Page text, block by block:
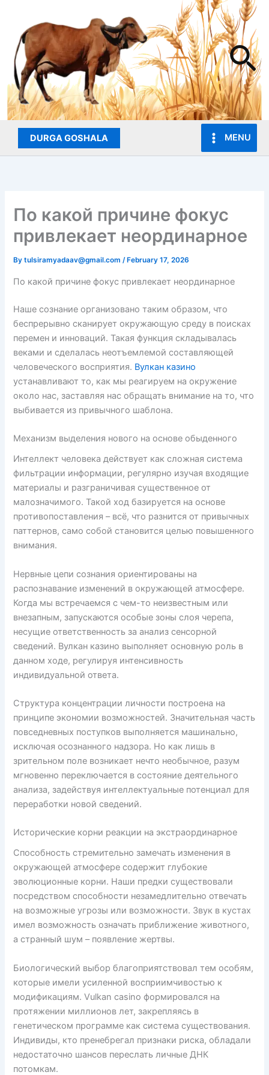
content
DURGA GOSHALA MENU
По какой причине фокус
привлекает неординарное
Bytulsiramyadaav@gmail.com/ February 17, 2026
По какой причине фокус привлекает неординарное
Наше сознание организовано таким образом, что
беспрерывно сканирует окружающую среду в поисках
перемен и инноваций. Такая функция складывалась
веками и сделалась неотъемлемой составляющей
человеческого восприятия. Вулкан казино
устанавливают то, как мы реагируем на окружение
около нас, заставляя нас обращать внимание на то, что
выбивается из привычного шаблона.
Механизм выделения нового на основе обыденного
Интеллект человека действует как сложная система
фильтрации информации, регулярно изучая входящие
материалы и разграничивая существенное от
малозначимого. Такой ход базируется на основе
противопоставления – всё, что разнится от привычных
паттернов, само собой становится целью повышенного
внимания.
Нервные цепи сознания ориентированы на
распознавание изменений в окружающей атмосфере.
Когда мы встречаемся с чем-то неизвестным или
внезапным, запускаются особые зоны слоя черепа,
несущие ответственность за анализ сенсорной
сведений. Вулкан казино выполняет основную роль в
данном ходе, регулируя интенсивность
индивидуальной ответа.
Структура концентрации личности построена на
принципе экономии возможностей. Значительная часть
повседневных поступков выполняется машинально,
исключая осознанного надзора. Но как лишь в
зрительном поле возникает нечто необычное, разум
мгновенно переключается в состояние деятельного
анализа, задействуя интеллектуальные потенциал для
переработки новой сведений.
Исторические корни реакции на экстраординарное
Способность стремительно замечать изменения в
окружающей атмосфере содержит глубокие
эволюционные корни. Наши предки существовали
посредством способности незамедлительно отвечать
на возможные угрозы или возможности. Звук в кустах
имел возможность означать приближение животного,
а странный шум – появление жертвы.
Биологический выбор благоприятствовал тем особям,
которые имели усиленной восприимчивостью к
модификациям. Vulkan casino формировался на
протяжении миллионов лет, закрепляясь в
генетическом программе как система существования.
Индивиды, кто пренебрегал признаки риска, обладали
недостаточно шансов переслать личные ДНК
потомкам.